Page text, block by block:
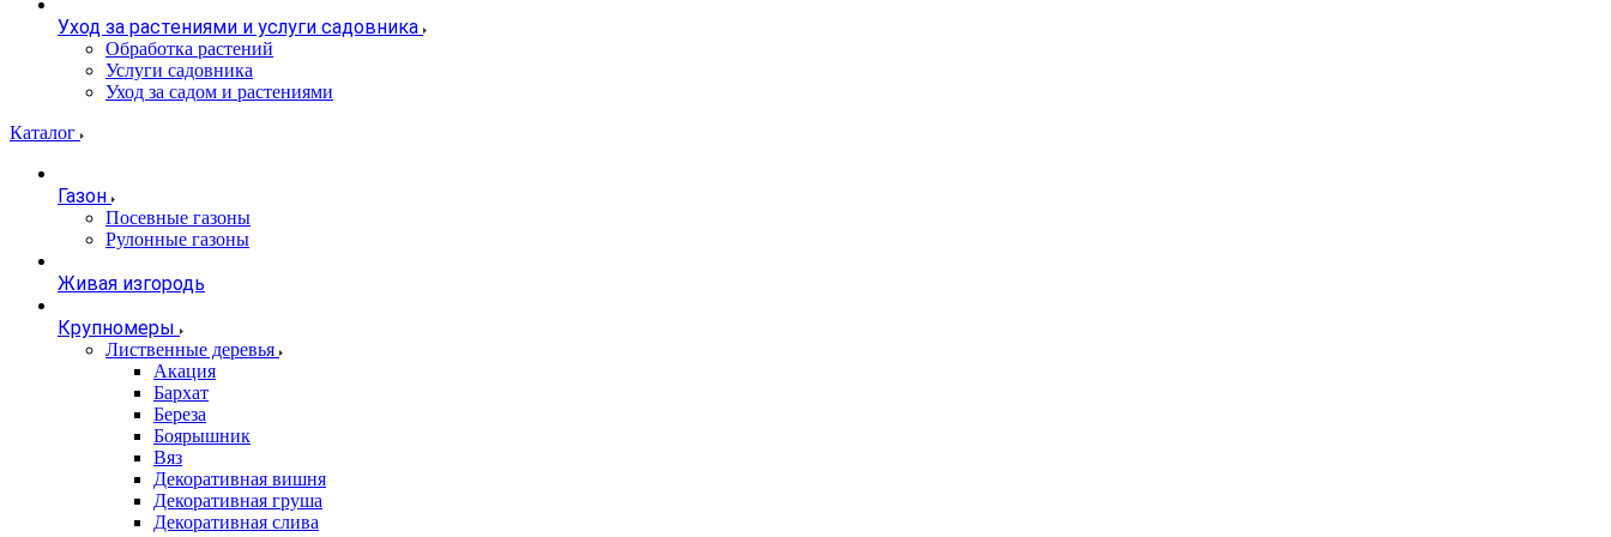
Уход за растениями и услуги садовника
Обработка растений
Услуги садовника
Уход за садом и растениями
Каталог
Газон
Посевные газоны
Рулонные газоны
Живая изгородь
Крупномеры
Лиственные деревья
Акация
Бархат
Береза
Боярышник
Вяз
Декоративная вишня
Декоративная груша
Декоративная слива